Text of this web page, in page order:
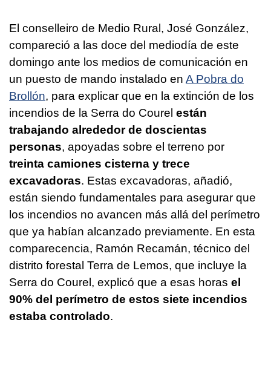
El conselleiro de Medio Rural, José González,
compareció a las doce del mediodía de este
domingo ante los medios de comunicación en
un puesto de mando instalado en A Pobra do
Brollón, para explicar que en la extinción de los
incendios de la Serra do Courel están
trabajando alrededor de doscientas
personas, apoyadas sobre el terreno por
treinta camiones cisterna y trece
excavadoras. Estas excavadoras, añadió,
están siendo fundamentales para asegurar que
los incendios no avancen más allá del perímetro
que ya habían alcanzado previamente. En esta
comparecencia, Ramón Recamán, técnico del
distrito forestal Terra de Lemos, que incluye la
Serra do Courel, explicó que a esas horas el
90% del perímetro de estos siete incendios
estaba controlado.